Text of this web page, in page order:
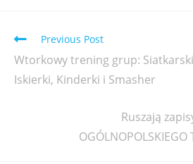
Previous Post
Wtorkowy trening grup:
Iskierki, Kinderki i Smasher
Ruszają
OGÓLNOPOLSKIEGO